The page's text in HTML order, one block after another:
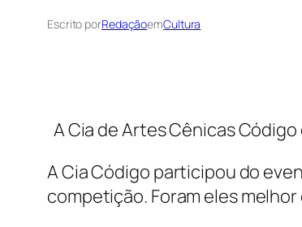
Escrito porRedaçãoemCultura
A Cia de Artes Cênicas
A Cia Código participou do
competição. Foram eles